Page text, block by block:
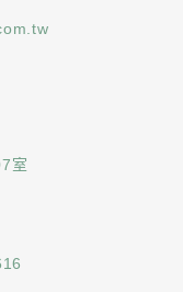
室